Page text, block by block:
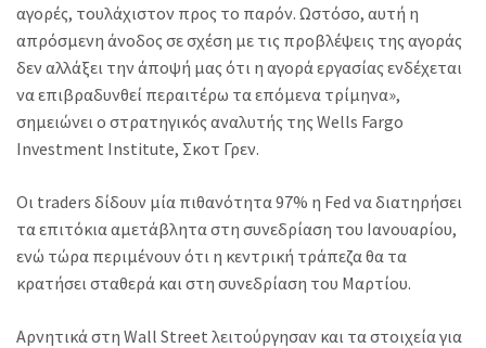
αγορές, τουλάχιστον προς το παρόν. Ωστόσο, αυτή η
απρόσμενη άνοδος σε σχέση με τις προβλέψεις της αγοράς
δεν αλλάξει την άποψή μας ότι η αγορά εργασίας ενδέχεται
να επιβραδυνθεί περαιτέρω τα επόμενα τρίμηνα»,
σημειώνει ο στρατηγικός αναλυτής της Wells Fargo
Investment Institute, Σκοτ Γρεν.
Οι traders δίδουν μία πιθανότητα 97% η Fed να διατηρήσει
τα επιτόκια αμετάβλητα στη συνεδρίαση του Ιανουαρίου,
ενώ τώρα περιμένουν ότι η κεντρική τράπεζα θα τα
κρατήσει σταθερά και στη συνεδρίαση του Μαρτίου.
Αρνητικά στη Wall Street λειτούργησαν και τα στοιχεία για